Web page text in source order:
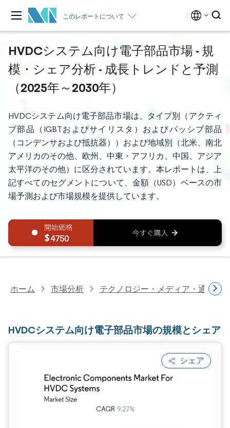
このレポートについて
HVDCシステム向け電子部品市場 - 規
模・シェア分析 - 成長トレンドと予測
（2025年～2030年）
HVDCシステム向け電子部品市場は、タイプ別（アクティ
ブ部品（IGBTおよびサイリスタ）およびパッシブ部品
（コンデンサおよび抵抗器））および地域別（北米、南北
アメリカのその他、欧州、中東・アフリカ、中国、アジア
太平洋のその他）に区分されています。本レポートは、上
記すべてのセグメントについて、金額（USD）ベースの市
場予測および市場規模を提供しています。
4750
ホーム 市場分析 テクノロジー・メディア・通信研
HVDCシステム向け電子部品市場の規模とシェア
シェア